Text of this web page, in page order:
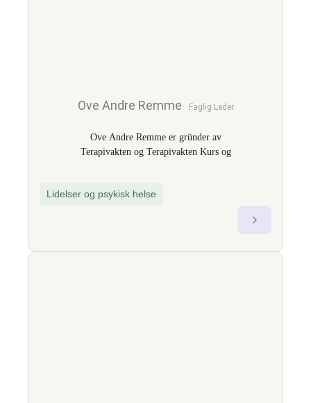
Ove Andre Remme Faglig Leder
Ove Andre Remme er gründer av
Terapivakten og Terapivakten Kurs og
avhengighetsterapi. Med over 18 års
teori og praktisk endringsarbeid. Som
Lidelser og psykisk helse